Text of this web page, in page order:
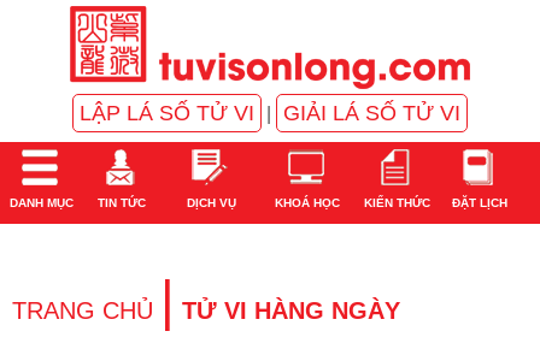
LẬP LÁ SỐ TỬ VI GIẢI LÁ SỐ TỬ VI
DANH MỤC TIN TỨC DỊCH VỤ KHOÁ HỌC KIẾN THỨC ĐẶT LỊCH
TRANG CHỦ | TỬ VI HÀNG NGÀY